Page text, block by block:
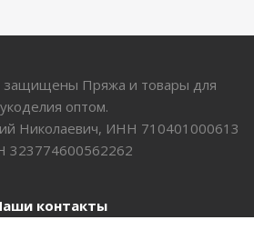
защищены Пряжа и товары для
оптом.
Николаевич, ИНН 710401000613
323774600562262
контакты